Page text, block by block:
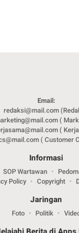
Email:
redaksi@mail.com
(
(
( Customer
Informasi
SOP Wartawan
Policy
Copyright
Jaringan
Foto Politik